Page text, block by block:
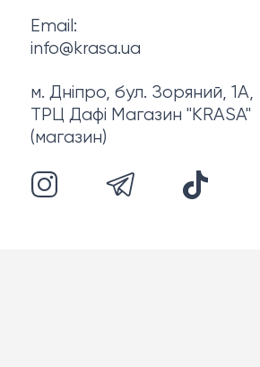
Email:
info@krasa.ua
м. Дніпро, бул. Зоряний, 1А,
ТРЦ Дафі Магазин "KRASA"
(магазин)